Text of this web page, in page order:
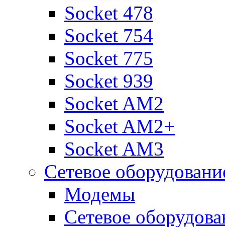
Socket 478
Socket 754
Socket 775
Socket 939
Socket AM2
Socket AM2+
Socket AM3
Сетевое
Модемы
Сетевое